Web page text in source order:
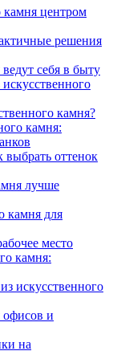
камня центром
решения
себя в быту
камня?
камня:
выбрать оттенок
лучше
камня для
место
камня:
искусственного
офисов и
на